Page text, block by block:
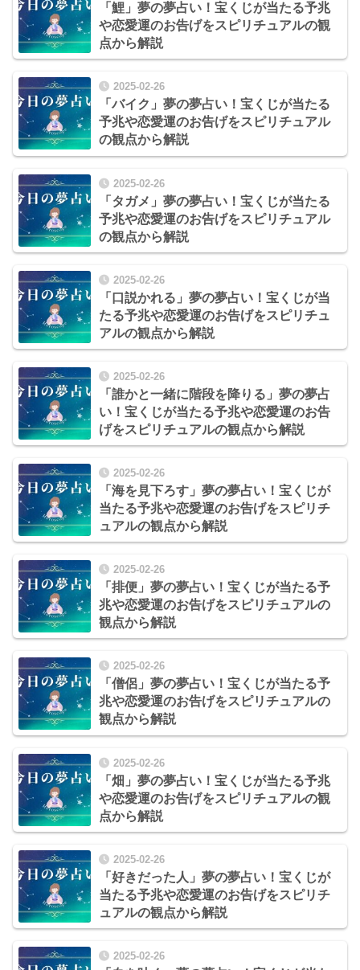
「鯉」夢の夢占い！宝くじが当たる予兆
や恋愛運のお告げをスピリチュアルの観
点から解説
2025-02-26
「バイク」夢の夢占い！宝くじが当たる
予兆や恋愛運のお告げをスピリチュアル
の観点から解説
2025-02-26
「タガメ」夢の夢占い！宝くじが当たる
予兆や恋愛運のお告げをスピリチュアル
の観点から解説
2025-02-26
「口説かれる」夢の夢占い！宝くじが当
たる予兆や恋愛運のお告げをスピリチュ
アルの観点から解説
2025-02-26
「誰かと一緒に階段を降りる」夢の夢占
い！宝くじが当たる予兆や恋愛運のお告
げをスピリチュアルの観点から解説
2025-02-26
「海を見下ろす」夢の夢占い！宝くじが
当たる予兆や恋愛運のお告げをスピリチ
ュアルの観点から解説
2025-02-26
「排便」夢の夢占い！宝くじが当たる予
兆や恋愛運のお告げをスピリチュアルの
観点から解説
2025-02-26
「僧侶」夢の夢占い！宝くじが当たる予
兆や恋愛運のお告げをスピリチュアルの
観点から解説
2025-02-26
「畑」夢の夢占い！宝くじが当たる予兆
や恋愛運のお告げをスピリチュアルの観
点から解説
2025-02-26
「好きだった人」夢の夢占い！宝くじが
当たる予兆や恋愛運のお告げをスピリチ
ュアルの観点から解説
2025-02-26